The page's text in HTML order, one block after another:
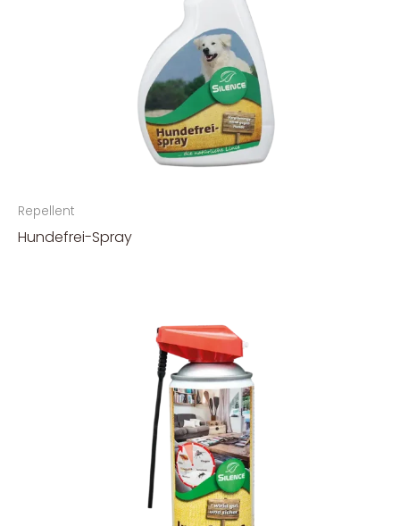
Repellent
Hundefrei-Spray